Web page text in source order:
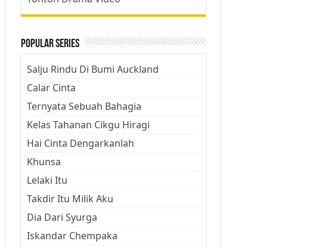
Popular Series
Salju Rindu Di Bumi Auckland
Calar Cinta
Ternyata Sebuah Bahagia
Kelas Tahanan Cikgu Hiragi
Hai Cinta Dengarkanlah
Khunsa
Lelaki Itu
Takdir Itu Milik Aku
Dia Dari Syurga
Iskandar Chempaka